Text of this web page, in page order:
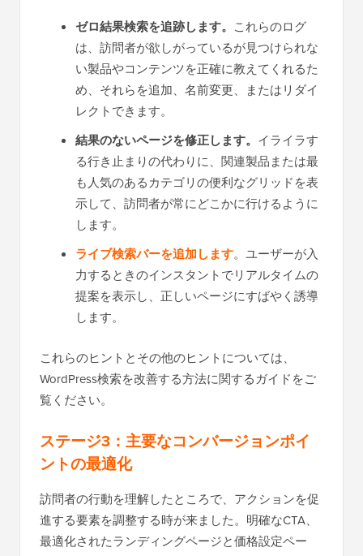
ゼロ結果検索を追跡します。 これらのログ
は、訪問者が欲しがっているが見つけられな
い製品やコンテンツを正確に教えてくれるた
め、それらを追加、名前変更、またはリダイ
レクトできます。
結果のないページを修正します。 イライラす
る行き止まりの代わりに、関連製品または最
も人気のあるカテゴリの便利なグリッドを表
示して、訪問者が常にどこかに行けるように
します。
ライブ検索バーを追加します。ユーザーが入
力するときのインスタントでリアルタイムの
提案を表示し、正しいページにすばやく誘導
します。
これらのヒントとその他のヒントについては、
WordPress検索を改善する方法に関するガイドをご
覧ください。
ステージ3：主要なコンバージョンポイ
ントの最適化
訪問者の行動を理解したところで、アクションを促
進する要素を調整する時が来ました。明確なCTA、
最適化されたランディングページと価格設定ペー